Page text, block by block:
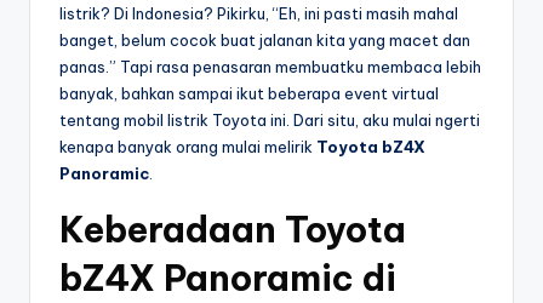
listrik? Di Indonesia? Pikirku, “Eh, ini pasti masih mahal
banget, belum cocok buat jalanan kita yang macet dan
panas.” Tapi rasa penasaran membuatku membaca lebih
banyak, bahkan sampai ikut beberapa event virtual
tentang mobil listrik Toyota ini. Dari situ, aku mulai ngerti
kenapa banyak orang mulai melirik Toyota bZ4X
Panoramic
Keberadaan Toyota
bZ4X Panoramic di